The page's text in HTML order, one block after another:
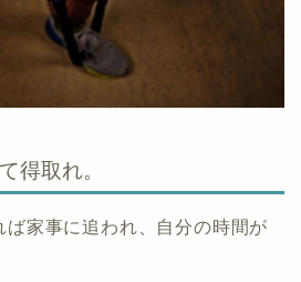
得取れ。
家事に追われ、自分の時間が